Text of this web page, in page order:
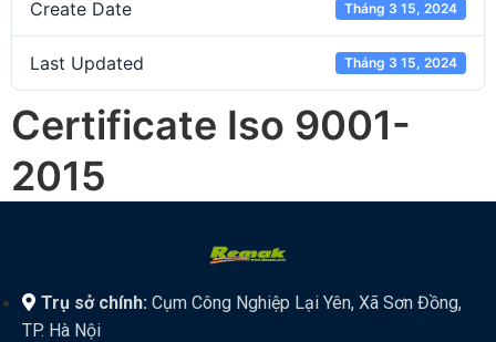
Create Date Tháng 3 15, 2024
Last Updated Tháng 3 15, 2024
Certificate Iso 9001-
2015
Trụ sở chính: Cụm Công Nghiệp Lại Yên, Xã Sơn Đồng,
TP. Hà Nội